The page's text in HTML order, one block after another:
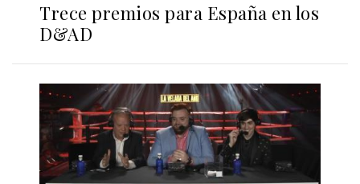
Trece premios para España en los
D&AD